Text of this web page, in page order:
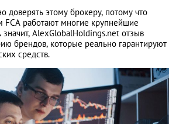
этому брокеру, потому что
работают многие крупнейшие
AlexGlobalHoldings.net отзыв
брендов, которые реально гарантируют
средств.